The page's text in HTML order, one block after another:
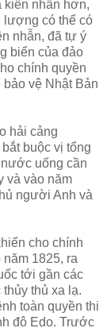
kiên nhẫn hơn,
lượng có thể có
nhẫn, đã tự ý
biển của đảo
chính quyền
vệ Nhật Bản
hải cảng
buộc vị tổng
uống cần
và vào năm
người Anh và
cho chính
1825, ra
tới gần các
thủ xa lạ.
toàn quyền thi
đô Edo. Trước